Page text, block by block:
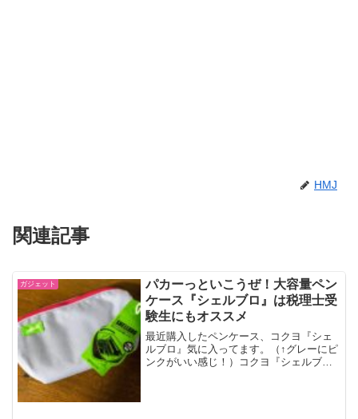
HMJ
関連記事
ガジェット
パカーっといこうぜ！大容量ペン
ケース『シェルブロ』は税理士受
験生にもオススメ
最近購入したペンケース、コクヨ『シェ
ルブロ』気に入ってます。（↑グレーにピ
ンクがいい感じ！）コクヨ『シェルブ